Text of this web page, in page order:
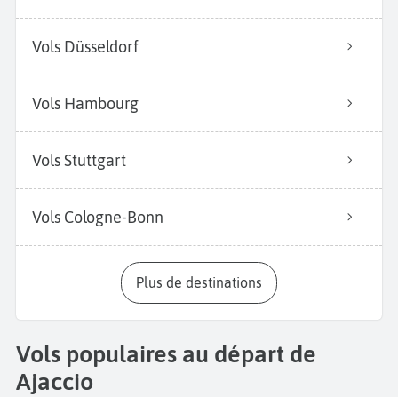
Vols Düsseldorf
Vols Hambourg
Vols Stuttgart
Vols Cologne-Bonn
Plus de destinations
Vols populaires au départ de
Ajaccio